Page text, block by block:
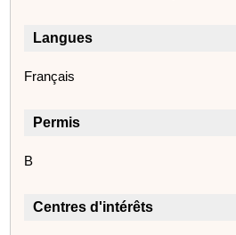
Langues
Français
Permis
B
Centres d'intérêts